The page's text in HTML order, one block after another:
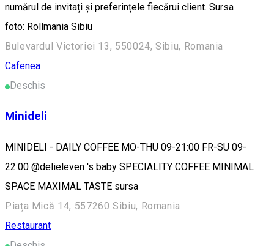
numărul de invitați și preferințele fiecărui client. Sursa
foto: Rollmania Sibiu
Bulevardul Victoriei 13, 550024, Sibiu, Romania
Cafenea
Deschis
Minideli
MINIDELI - DAILY COFFEE MO-THU 09-21:00 FR-SU 09-
22:00 @delieleven 's baby SPECIALITY COFFEE MINIMAL
SPACE MAXIMAL TASTE sursa
Piața Mică 14, 557260 Sibiu, Romania
Restaurant